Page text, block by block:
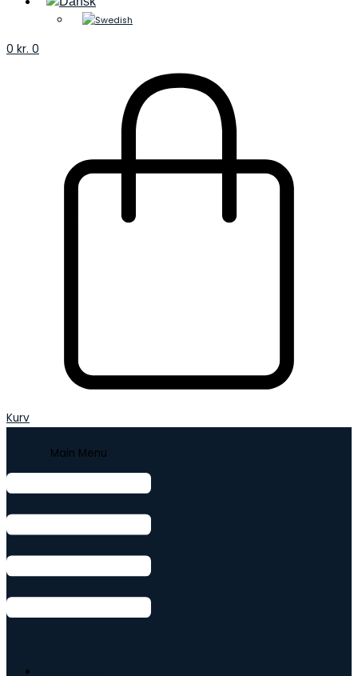
0 kr. 0
Kurv
Main Menu